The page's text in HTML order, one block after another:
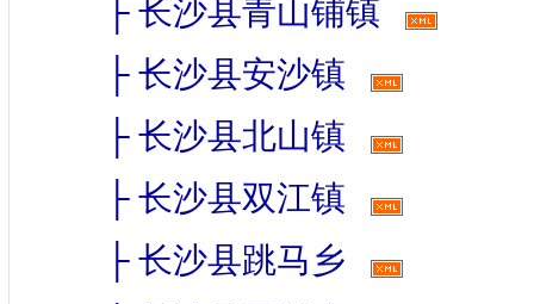
├ 长沙县青山铺镇
├ 长沙县安沙镇
├ 长沙县北山镇
├ 长沙县双江镇
├ 长沙县跳马乡